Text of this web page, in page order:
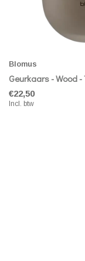
Blomus
Geurkaars - Wood -
€22,50
Incl. btw